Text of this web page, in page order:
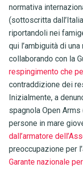
normativa
(sottoscritta
riportandoli nei
qui l’ambiguità di
collaborando con la
respingimento che
contraddizione dei
Inizialmente, a
spagnola Open
persone in mare
dall’armatore
preoccupazione per
Garante nazionale